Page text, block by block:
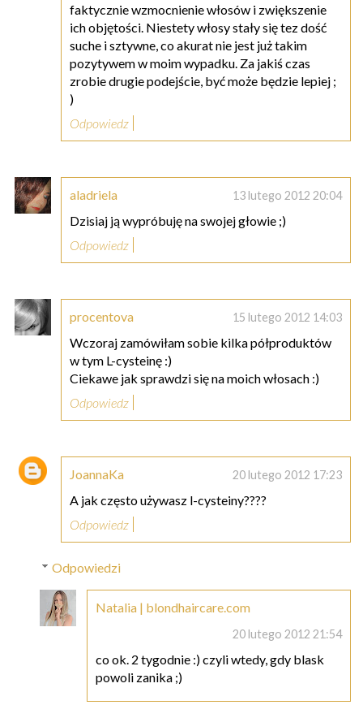
faktycznie wzmocnienie włosów i zwiększenie
ich objętości. Niestety włosy stały się tez dość
suche i sztywne, co akurat nie jest już takim
pozytywem w moim wypadku. Za jakiś czas
zrobie drugie podejście, być może będzie lepiej ;
)
Odpowiedz
aladriela 13 lutego 2012 20:04
Dzisiaj ją wypróbuję na swojej głowie ;)
Odpowiedz
procentova 15 lutego 2012 14:03
Wczoraj zamówiłam sobie kilka półproduktów
w tym L-cysteinę :)
Ciekawe jak sprawdzi się na moich włosach :)
Odpowiedz
JoannaKa 20 lutego 2012 17:23
A jak często używasz l-cysteiny????
Odpowiedz
Odpowiedzi
Natalia | blondhaircare.com
20 lutego 2012 21:54
co ok. 2 tygodnie :) czyli wtedy, gdy blask
powoli zanika ;)